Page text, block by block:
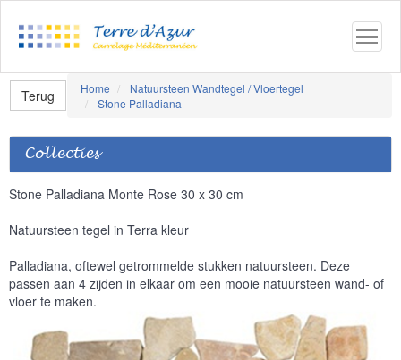
Terug Home
Natuursteen Wandtegel / Vloertegel
Stone Palladiana
Collecties
Stone Palladiana Monte Rose 30 x 30 cm
Natuursteen tegel in Terra kleur
Palladiana, oftewel getrommelde stukken natuursteen. Deze
passen aan 4 zijden in elkaar om een mooie natuursteen wand- of
vloer te maken.